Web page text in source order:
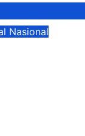
Nasional